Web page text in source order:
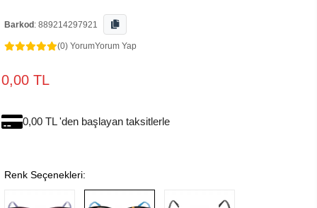
Barkod : 889214297921
(0) YorumYorum Yap
0,00 TL
0,00 TL 'den başlayan taksitlerle
Renk Seçenekleri: